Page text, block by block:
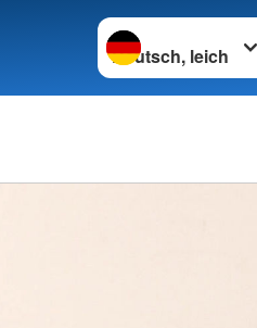
Sprache wechseln zu